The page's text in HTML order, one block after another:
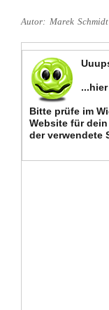
Autor: Marek Schmidt